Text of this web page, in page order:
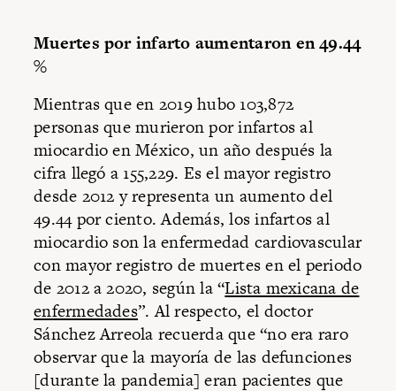
Muertes por infarto aumentaron en 49.44
%
Mientras que en 2019 hubo 103,872
personas que murieron por infartos al
miocardio en México, un año después la
cifra llegó a 155,229. Es el mayor registro
desde 2012 y representa un aumento del
49.44 por ciento. Además, los infartos al
miocardio son la enfermedad cardiovascular
con mayor registro de muertes en el periodo
de 2012 a 2020, según la “Lista mexicana de
enfermedades”. Al respecto, el doctor
Sánchez Arreola recuerda que “no era raro
observar que la mayoría de las defunciones
[durante la pandemia] eran pacientes que